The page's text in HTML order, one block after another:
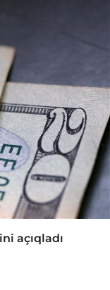
açıqladı